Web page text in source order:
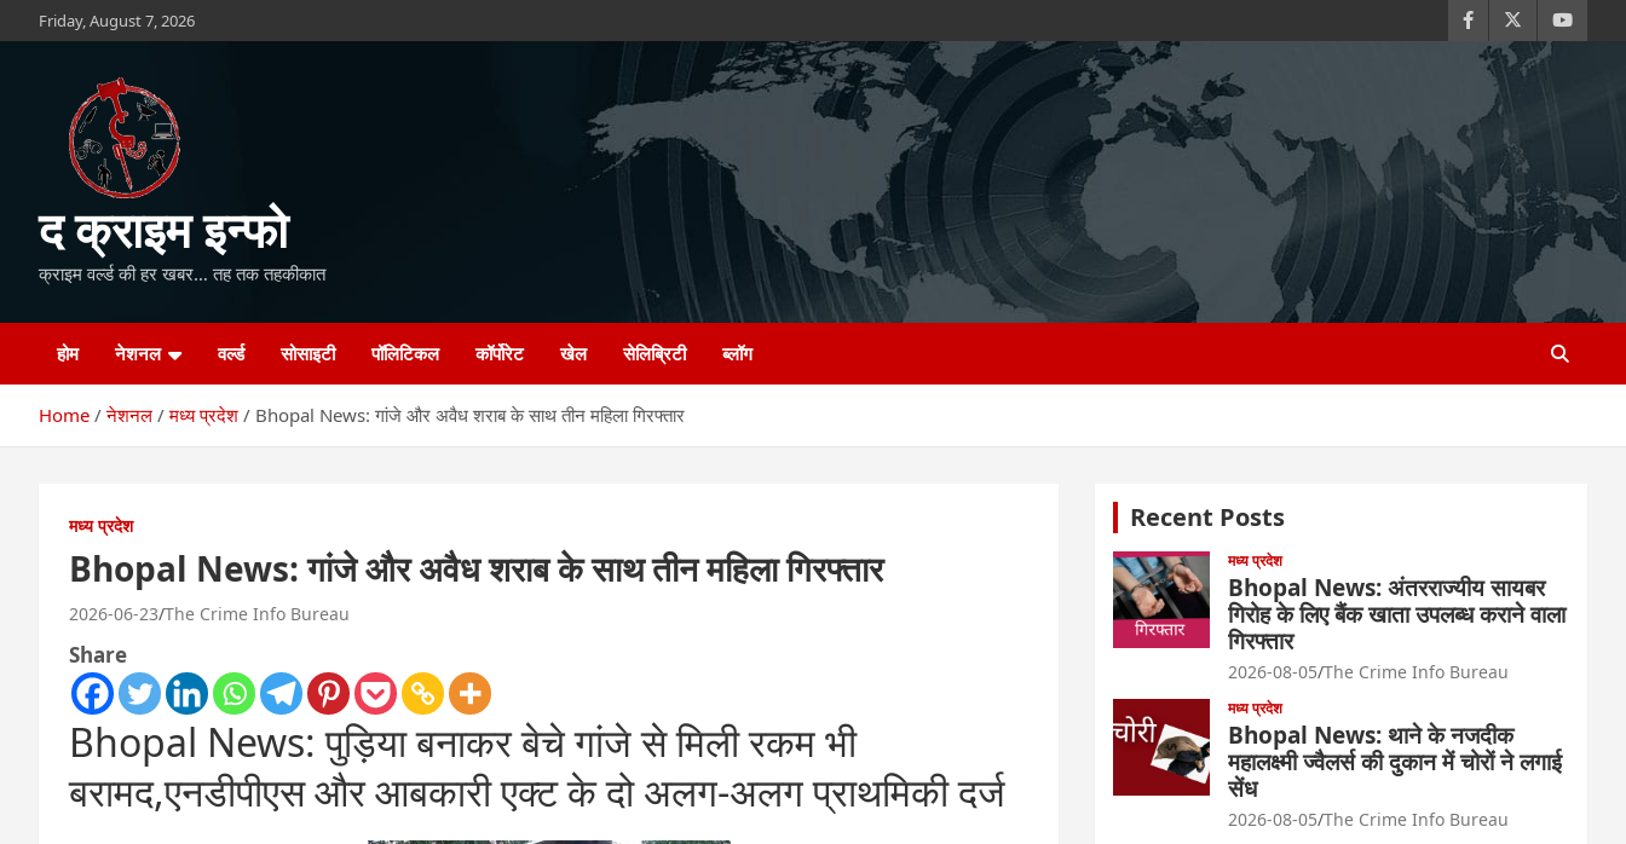
to
Friday, August 7, 2026
द क्राइम इन्फो
क्राइम वर्ल्ड की हर खबर… तह तक तहकीकात
होम नेशनल वर्ल्ड सोसाइटी पॉलिटिकल कॉर्पोरेट खेल सेलिब्रिटी ब्लॉग
Home नेशनल मध्य प्रदेश Bhopal News: गांजे और अवैध शराब के साथ तीन महिला गिरफ्तार
मध्य प्रदेश
Bhopal News: गांजे और अवैध शराब के साथ तीन महिला गिरफ्तार
2026-06-23 The Crime Info Bureau
Share
Bhopal News: पुड़िया बनाकर बेचे गांजे से मिली रकम भी
बरामद,एनडीपीएस और आबकारी एक्ट के दो अलग-अलग प्राथमिकी दर्ज
Recent Posts
मध्य प्रदेश
Bhopal News: अंतरराज्यीय सायबर
गिरोह के लिए बैंक खाता उपलब्ध कराने वाला
गिरफ्तार
2026-08-05 The Crime Info Bureau
मध्य प्रदेश
Bhopal News: थाने के नजदीक
महालक्ष्मी ज्वैलर्स की दुकान में चोरों ने लगाई
सेंध
2026-08-05 The Crime Info Bureau